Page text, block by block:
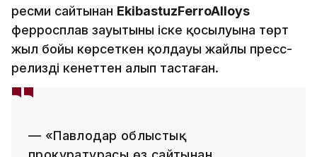
ресми сайтынан EkibastuzFerroAlloys
ферросплав зауытының іске қосылуына төрт
жыл бойы көрсеткен қолдауы жайлы пресс-
релизді кенеттен алып тастаған.
— «Павлодар облыстық